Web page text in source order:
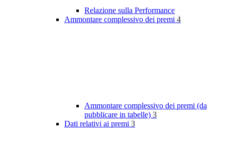
Relazione sulla Performance
Ammontare complessivo dei premi 4
Ammontare complessivo dei premi (da
pubblicare in tabelle) 3
Dati relativi ai premi 3